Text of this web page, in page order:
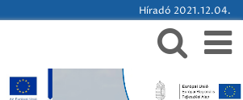
Híradó 2021.12.04.